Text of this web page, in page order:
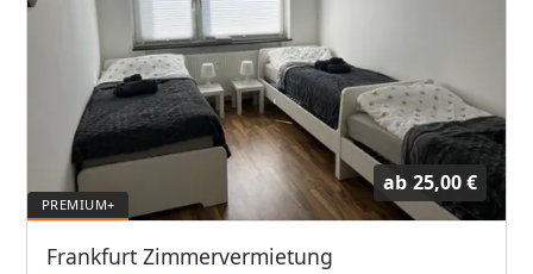
ab 25,00 €
Frankfurt Zimmervermietung